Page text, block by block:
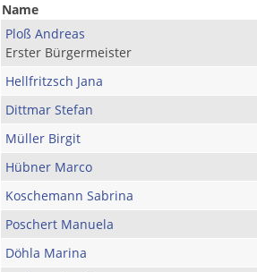
Name
Ploß Andreas
Erster Bürgermeister
Hellfritzsch Jana
Dittmar Stefan
Müller Birgit
Hübner Marco
Koschemann Sabrina
Poschert Manuela
Döhla Marina